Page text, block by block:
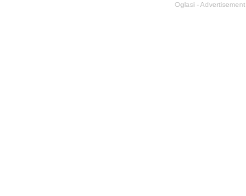
Oglasi - Advertisement